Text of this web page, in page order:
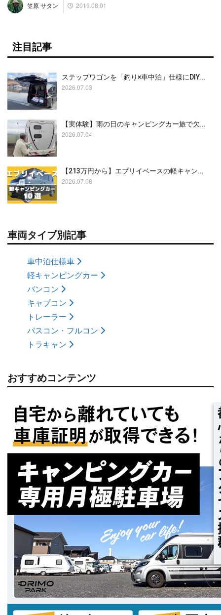
笠原 サタン 2019.08.01
注目記事
ステップワゴンを「釣り×車中泊」仕様にDIY...
2026.07.03
【実体験】雨の日のキャンピングカー旅で欠...
2026.07.04
【213万円から】エブリイベースの軽キャン...
2026.07.08
車両タイプ別記事
車中泊仕様車
軽キャンピングカー
バンコン
キャブコン
トレーラー
バスコン・フルコン
トラキャン
おすすめコンテンツ